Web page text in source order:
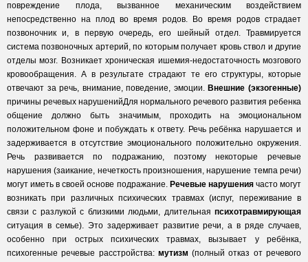
повреждение плода, вызванное механическим воздействием
непосредственно на плод во время родов. Во время родов страдает
позвоночник и, в первую очередь, его шейный отдел. Травмируется
система позвоночных артерий, по которым получает кровь ствол и другие
отделы мозг. Возникает хроническая ишемия-недостаточность мозгового
кровообращения. А в результате страдают те его структуры, которые
отвечают за речь, внимание, поведение, эмоции. Внешние (экзогенные)
причины речевых нарушенийДля нормального речевого развития ребенка
общение должно быть значимым, проходить на эмоциональном
положительном фоне и побуждать к ответу. Речь ребёнка нарушается и
задерживается в отсутствие эмоционального положительно окружения.
Речь развивается по подражанию, поэтому некоторые речевые
нарушения (заикание, нечеткость произношения, нарушение темпа речи)
могут иметь в своей основе подражание. Речевые нарушения часто могут
возникать при различных психических травмах (испуг, переживание в
связи с разлукой с близкими людьми, длительная психотравмирующая
ситуация в семье). Это задерживает развитие речи, а в ряде случаев,
особенно при острых психических травмах, вызывает у ребёнка,
психогенные речевые расстройства: мутизм (полный отказ от речевого